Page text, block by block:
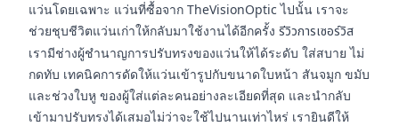
แว่นโดยเฉพาะ แว่นที่ซื้อจาก TheVisionOptic ไปนั้น เราจะ
ช่วยชุบชีวิตแว่นเก่าให้กลับมาใช้งานได้อีกครั้ง รีวิวการเซอร์วิส
เรามีช่างผู้ชำนาญการปรับทรงของแว่นให้ได้ระดับ ใส่สบาย ไม่
กดทับ เทคนิคการดัดให้แว่นเข้ารูปกับขนาดใบหน้า สันจมูก ขมับ
และช่วงใบหู ของผู้ใส่แต่ละคนอย่างละเอียดที่สุด และนำกลับ
เข้ามาปรับทรงได้เสมอไม่ว่าจะใช้ไปนานเท่าไหร่ เรายินดีให้